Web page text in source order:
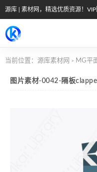
源库 | 素材网，精选优质资源！VIP
当前位置： 源库素材网 > MG平
图片素材-0042-隔板